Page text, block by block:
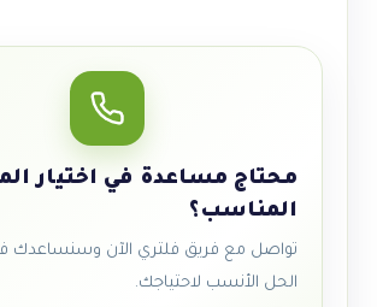
محتاج مساعدة في اختيار
المناسب؟
تواصل مع فريق فلتري الآن وسنساعدك في
الحل الأنسب لاحتياجك.